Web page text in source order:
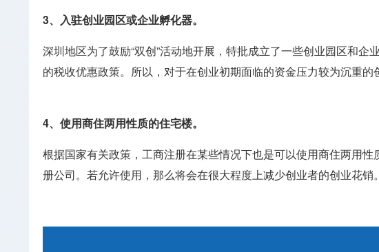
3、入驻创业园区或企业孵化器。
深圳地区为了鼓励“双创”活动地开展，特批成立了一些创业园区和
的税收优惠政策。所以，对于在创业初期面临的资金压力较为沉重的
4、使用商住两用性质的住宅楼。
根据国家有关政策，工商注册在某些情况下也是可以使用商住两用
册公司。若允许使用，那么将会在很大程度上减少创业者的创业花销。